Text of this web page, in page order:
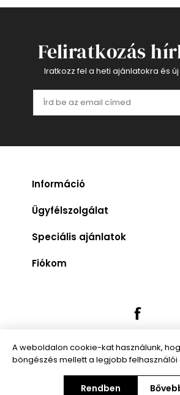
Feliratkozás
Iratkozz fel a heti ajánlatokra és
Információ
Ügyfélszolgálat
Speciális ajánlatok
Fiókom
Powered by
Copyright © 2026 Trendibox.hu. Minden
A weboldalon cookie-kat használunk,
böngészés mellett a legjobb felhasználói
Rendben